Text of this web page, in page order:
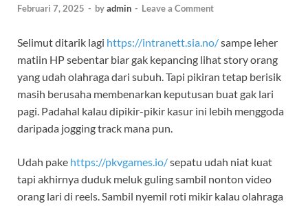
Februari 7, 2025 - byadmin - Leave a Comment
Selimut ditarik lagi https://intranett.sia.no/sampe leher
matiin HP sebentar biar gak kepancing lihat story orang
yang udah olahraga dari subuh. Tapi pikiran tetap berisik
masih berusaha membenarkan keputusan buat gak lari
pagi. Padahal kalau dipikir-pikir kasur ini lebih menggoda
daripada jogging track mana pun.
Udah pake https://pkvgames.io/sepatu udah niat kuat
tapi akhirnya duduk meluk guling sambil nonton video
orang lari di reels. Sambil nyemil roti mikir kalau olahraga